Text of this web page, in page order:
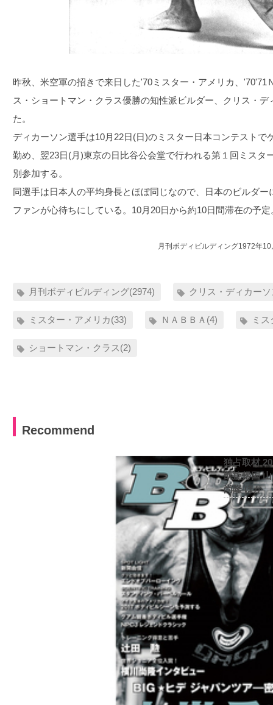
昨秋、米空軍の招きで来日した'70ミスター・アメリカ、'70'71
ス・ショートマン・クラス優勝の知性派ビルダー、クリス・
た。
ディカーソン選手は10月22日(日)のミスター日本コンテストで
勤め、翌23日(月)東京の日比谷公会堂で行われる第１回ミスタ
別参加する。
同選手は日本人の平均身長とほぼ同じなので、日本のビルダ
ファンが心待ちにしている。10月20日から約10日間滞在の予定
月刊ボディビルディング1972年10
月刊ボディビルディング(2974) クリス・ディカー
ミスター・アメリカ(33) ＮＡＢＢＡ(4) ミ
ショートマン・クラス(2)
Recommend
独占取材
凱旋帰国
尚隆 ほか